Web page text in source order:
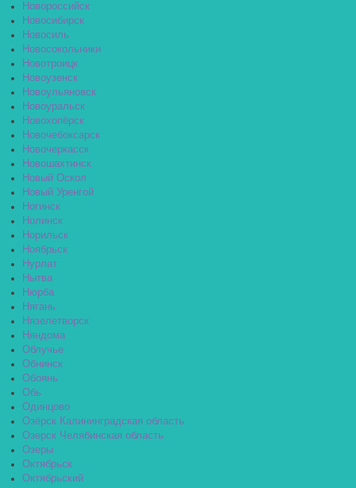
Новороссийск
Новосибирск
Новосиль
Новосокольники
Новотроицк
Новоузенск
Новоульяновск
Новоуральск
Новохопёрск
Новочебоксарск
Новочеркасск
Новошахтинск
Новый Оскол
Новый Уренгой
Ногинск
Нолинск
Норильск
Ноябрьск
Нурлат
Нытва
Нюрба
Нягань
Нязелетворск
Няндома
Облучье
Обнинск
Обоянь
Обь
Одинцово
Озёрск Калининградская область
Озерск Челябинская область
Озеры
Октябрьск
Октябрьский